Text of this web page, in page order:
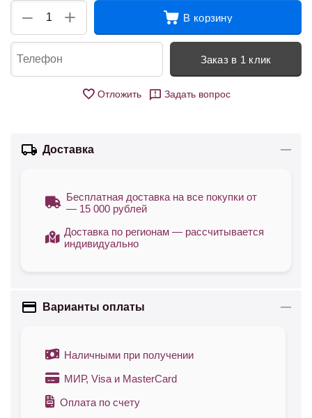
+
− В корзину
Заказ в 1 клик
Отложить Задать вопрос
Доставка
Бесплатная доставка на все покупки от
— 15 000 рублей
Доставка по регионам — рассчитывается
индивидуально
Варианты оплаты
Наличными при получении
МИР, Visa и MasterCard
Оплата по счету